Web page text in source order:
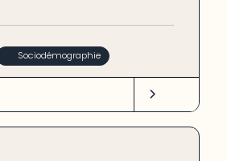
Sociodémographie